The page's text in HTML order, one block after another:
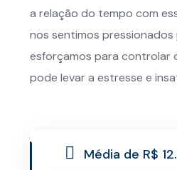
a relação do tempo com
nos sentimos
esforçamos para controlar
pode levar a estresse e
Média de R$